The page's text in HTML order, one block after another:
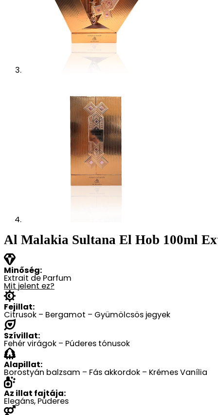
Al Malakia Sultana El Hob 100ml
Minőség:
Extrait de Parfum
Mit jelent ez?
Fejillat:
Citrusok – Bergamot – Gyümölcsös jegyek
Szívillat:
Fehér virágok – Púderes tónusok
Alapillat:
Borostyán balzsam – Fás akkordok – Krémes Vanília
Az illat fajtája:
Elegáns, Púderes